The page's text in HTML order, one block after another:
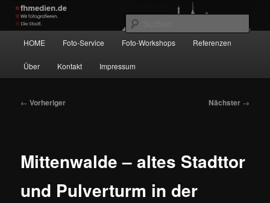
Zum
primären
Inhalt
springen
Wir fotografieren die Hauptstadt!
HOME Foto-Service Foto-Workshops Referenzen
Über Kontakt Impressum
Beitragsnavigation
← Vorheriger Nächster →
Mittenwalde – altes Stadttor
und Pulverturm in der